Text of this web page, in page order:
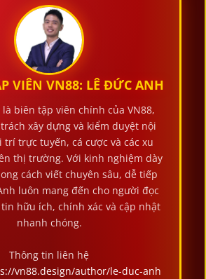
VIÊN VN88: LÊ ĐỨC ANH
là biên tập viên chính của VN88,
xây dựng và kiểm duyệt nội
trí trực tuyến, cá cược và các xu
thị trường. Với kinh nghiệm dày
cách viết chuyên sâu, dễ tiếp
luôn mang đến cho người đọc
hữu ích, chính xác và cập nhật
nhanh chóng.
Thông tin liên hệ
vn88.design/author/le-duc-anh